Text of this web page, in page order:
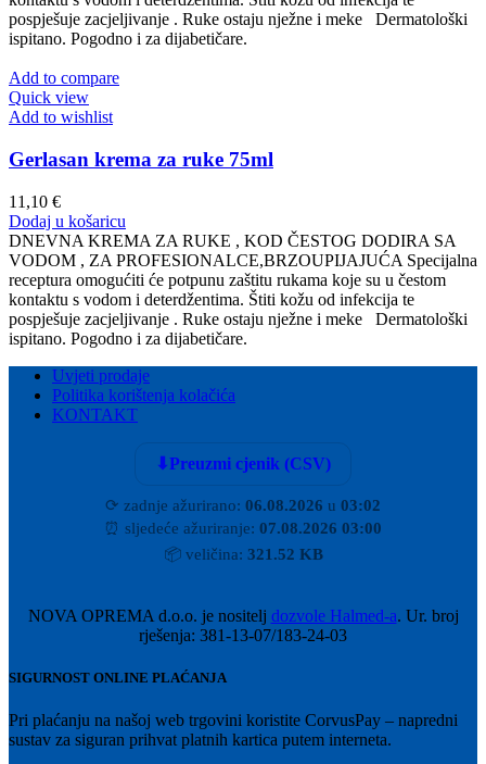
pospješuje zacjeljivanje . Ruke ostaju nježne i meke Dermatološki
ispitano. Pogodno i za dijabetičare.
Add to compare
Quick view
Add to wishlist
Gerlasan krema za ruke 75ml
11,10 €
Dodaj u košaricu
DNEVNA KREMA ZA RUKE , KOD ČESTOG DODIRA SA
VODOM , ZA PROFESIONALCE,BRZOUPIJAJUĆA Specijalna
receptura omogućiti će potpunu zaštitu rukama koje su u čestom
kontaktu s vodom i deterdžentima. Štiti kožu od infekcija te
pospješuje zacjeljivanje . Ruke ostaju nježne i meke Dermatološki
ispitano. Pogodno i za dijabetičare.
Uvjeti prodaje
Politika korištenja kolačića
KONTAKT
⬇Preuzmi cjenik (CSV)
⟳ zadnje ažurirano: 06.08.2026 u 03:02
⏰ sljedeće ažuriranje: 07.08.2026 03:00
📦veličina: 321.52 KB
NOVA OPREMA d.o.o. je nositelj dozvole Halmed-a. Ur. broj
rješenja: 381-13-07/183-24-03
SIGURNOST ONLINE PLAĆANJA
Pri plaćanju na našoj web trgovini koristite CorvusPay – napredni
sustav za siguran prihvat platnih kartica putem interneta.